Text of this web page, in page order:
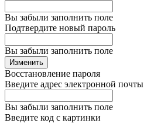
Вы забыли заполнить поле
Подтвердите новый пароль
Вы забыли заполнить поле
Изменить
Восстановление пароля
Введите адрес электронной почты
Вы забыли заполнить поле
Введите код с картинки